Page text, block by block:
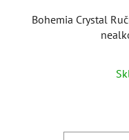
Bohemia Crystal